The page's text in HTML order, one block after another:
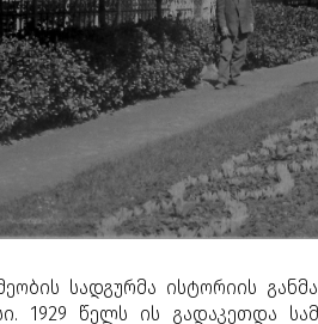
სადგურმა ისტორიის
1929 წელს ის გადაკეთდა